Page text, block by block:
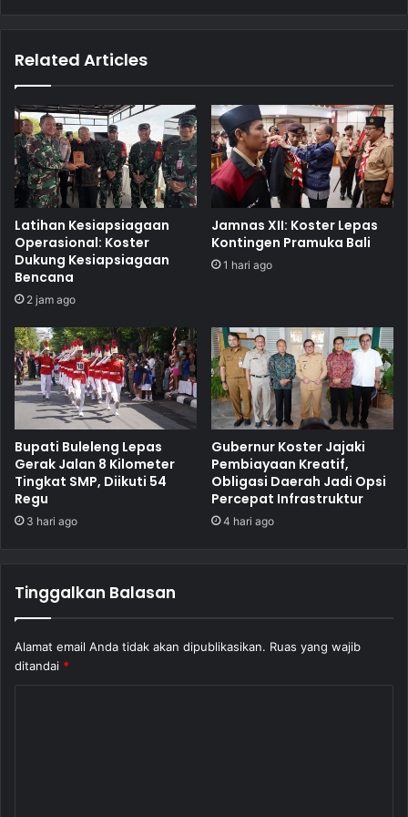
Related Articles
Latihan Kesiapsiagaan
Operasional: Koster
Dukung Kesiapsiagaan
Bencana
2 jam ago
Jamnas XII: Koster Lepas
Kontingen Pramuka Bali
1 hari ago
Bupati Buleleng Lepas
Gerak Jalan 8 Kilometer
Tingkat SMP, Diikuti 54
Regu
3 hari ago
Gubernur Koster Jajaki
Pembiayaan Kreatif,
Obligasi Daerah Jadi Opsi
Percepat Infrastruktur
4 hari ago
Tinggalkan Balasan
Alamat email Anda tidak akan dipublikasikan. Ruas yang wajib
ditandai *